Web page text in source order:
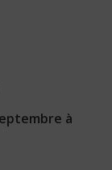
à